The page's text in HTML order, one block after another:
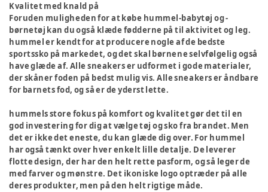
Kvalitet med knald på
Foruden muligheden for at købe hummel-babytøj og -
børnetøj kan du også klæde fødderne på til aktivitet og leg.
hummel er kendt for at producere nogle af de bedste
sportssko på markedet, og det skal børnene selvfølgelig også
have glæde af. Alle sneakers er udformet i gode materialer,
der skåner foden på bedst mulig vis. Alle sneakers er åndbare
for barnets fod, og så er de yderst lette.
hummels store fokus på komfort og kvalitet gør det til en
god investering for dig at vælge tøj og sko fra brandet. Men
det er ikke det eneste, du kan glæde dig over. For hummel
har også tænkt over hver enkelt lille detalje. De leverer
flotte design, der har den helt rette pasform, og så leger de
med farver og mønstre. Det ikoniske logo optræder på alle
deres produkter, men på den helt rigtige måde.